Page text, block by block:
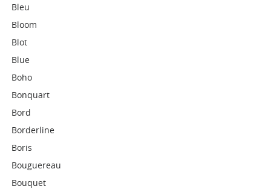
Bleu
Bloom
Blot
Blue
Boho
Bonquart
Bord
Borderline
Boris
Bouguereau
Bouquet